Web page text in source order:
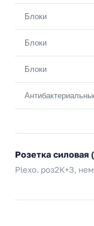
Блоки
Блоки
Блоки
Розетка силовая
Plexo. роз2К+З,